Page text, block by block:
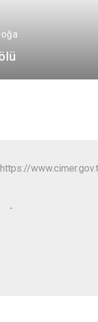
Adapazarı
Arifiye
Erenler